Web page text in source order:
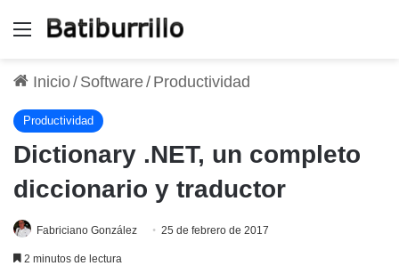
Menú
Inicio/ Software/ Productividad
Productividad
Dictionary .NET, un completo
diccionario y traductor
Fabriciano González 25 de febrero de 2017
2 minutos de lectura